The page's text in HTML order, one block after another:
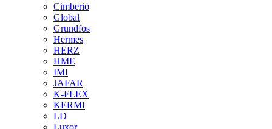
Cimberio
Global
Grundfos
Hermes
HERZ
HME
IMI
JAFAR
K-FLEX
KERMI
LD
Luxor